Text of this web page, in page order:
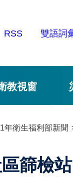
RSS 雙語詞
教視窗
年衛生福利部新聞
篩檢